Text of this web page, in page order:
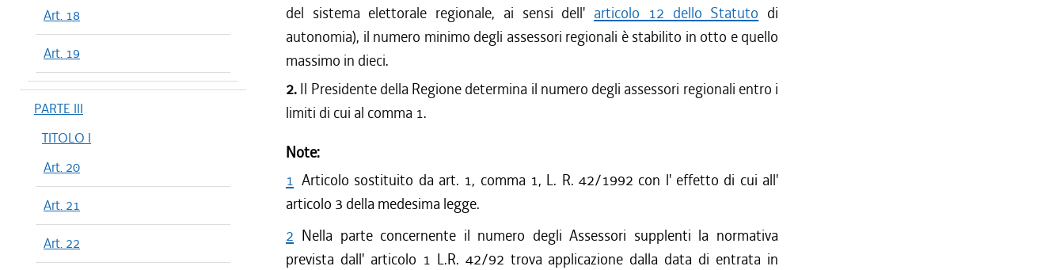
Art. 18
Art. 19
PARTE III
TITOLO I
Art. 20
Art. 21
Art. 22
del sistema elettorale regionale, ai sensi dell' articolo 12 dello Statuto di
autonomia), il numero minimo degli assessori regionali è stabilito in otto e quello
massimo in dieci.
2. Il Presidente della Regione determina il numero degli assessori regionali entro i
limiti di cui al comma 1.
Note:
1 Articolo sostituito da art. 1, comma 1, L. R. 42/1992 con l' effetto di cui all'
articolo 3 della medesima legge.
2 Nella parte concernente il numero degli Assessori supplenti la normativa
prevista dall' articolo 1 L.R. 42/92 trova applicazione dalla data di entrata in